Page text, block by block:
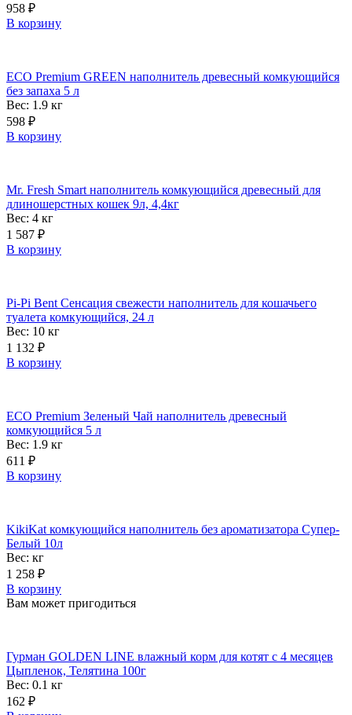
958 ₽
В корзину
ECO Premium GREEN наполнитель древесный комкующийся
без запаха 5 л
Вес: 1.9 кг
598 ₽
В корзину
Mr. Fresh Smart наполнитель комкующийся древесный для
длиношерстных кошек 9л, 4,4кг
Вес: 4 кг
1 587 ₽
В корзину
Pi-Pi Bent Сенсация свежести наполнитель для кошачьего
туалета комкующийся, 24 л
Вес: 10 кг
1 132 ₽
В корзину
ECO Premium Зеленый Чай наполнитель древесный
комкующийся 5 л
Вес: 1.9 кг
611 ₽
В корзину
KikiKat комкующийся наполнитель без ароматизатора Супер-
Белый 10л
Вес: кг
1 258 ₽
В корзину
Вам может пригодиться
Гурман GOLDEN LINE влажный корм для котят с 4 месяцев
Цыпленок, Телятина 100г
Вес: 0.1 кг
162 ₽